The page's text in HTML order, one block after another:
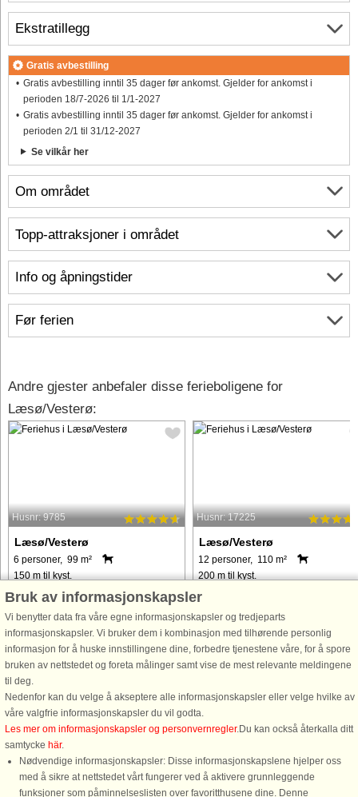
Om området
Info og åpningstider
Før ferien
Ekstratillegg
Gratis avbestilling
Gratis avbestilling inntil 35 dager før ankomst. Gjelder for ankomst i
perioden 18/7-2026 til 1/1-2027
Gratis avbestilling inntil 35 dager før ankomst. Gjelder for ankomst i
perioden 2/1 til 31/12-2027
Se vilkår her
Topp-attraksjoner i området
Andre gjester anbefaler disse ferieboligene for
Læsø/Vesterø:
Husnr: 9785
Læsø/Vesterø
6 personer, 99 m²
150 m til kyst.
Sommerhus beliggende syd for
Vesterø Havn i idylliske
naturomgivelser med panoramaudsigt
over lyngen og den populære
sandstrand Kongestrand og nok øens
mest børnevenlige strand. Huset er
indrettet med ...
fra 5.278 NOK
Husnr: 17225
Læsø/Vesterø
12 personer, 110 m²
200 m til kyst.
Dette dejlige feriehus er på 110 m²
kan rumme op til 12 gæster fordelt
3 soveværelser med 3 dobbeltsenge
og et anneks med yderligere
sovemuligheder. Stuen er udstyret
fra 13.044 NOK
Bruk av informasjonskapsler
Vi benytter data fra våre egne informasjonskapsler og tredjeparts
informasjonskapsler. Vi bruker dem i kombinasjon med tilhørende personlig
informasjon for å huske innstillingene dine, forbedre tjenestene våre, for å spore
bruken av nettstedet og foreta målinger samt vise de mest relevante meldingene
til deg.
Nedenfor kan du velge å akseptere alle informasjonskapsler eller velge hvilke av
våre valgfrie informasjonskapsler du vil godta.
Les mer om informasjonskapsler og personvernregler.Du kan också återkalla ditt
samtycke här.
Nødvendige informasjonskapsler: Disse informasjonskapslene hjelper oss
med å sikre at nettstedet vårt fungerer ved å aktivere grunnleggende
funksjoner som påminnelseslisten over favoritthusene dine. Denne